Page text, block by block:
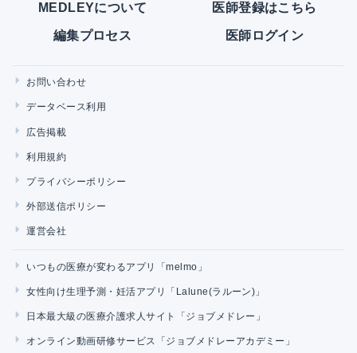
MEDLEYについて 医師登録はこちら
編集プロセス 医師ログイン
お問い合わせ
データベース利用
広告掲載
利用規約
プライバシーポリシー
外部送信ポリシー
運営会社
いつもの医療が変わるアプリ「melmo」
女性向け生理予測・妊活アプリ「Lalune(ラルーン)」
日本最大級の医療介護求人サイト「ジョブメドレー」
オンライン動画研修サービス「ジョブメドレーアカデミー」